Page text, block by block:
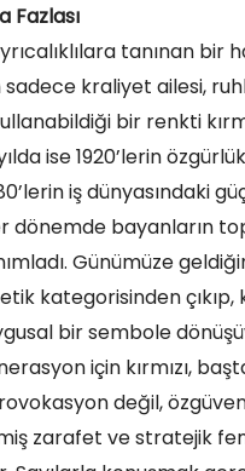
Fazlası
tanınan bir
kraliyet ailesi,
bir renkti
ise 1920’lerin özgürlük
iş dünyasındaki
dönemde bayanların
Günümüze
kategorisinden
bir sembole
için kırmızı,
değil,
zarafet ve stratejik